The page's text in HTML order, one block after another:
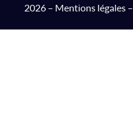
2026 – Mentions légales–